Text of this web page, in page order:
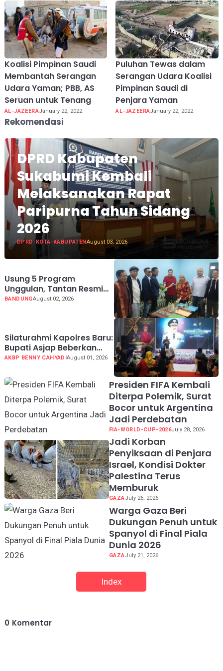
Koalisi Pimpinan Saudi
Membantah Serangan
Udara Yaman; PBB, AS
Seruan untuk Tenang
AL-JAZEERAJanuary 22, 2022
Puluhan Tewas dalam
Serangan Udara Koalisi
Pimpinan Saudi di
Penjara Yaman
AL-JAZEERAJanuary 22, 2022
Rekomendasi
DPRD Kabupaten
Sukabumi Kembali
Melaksanakan Rapat
Paripurna Tahun Sidang
2026
DPRD-KOTA-KABUPATENAugust 03, 2026
Usung 5 Program
Unggulan, Tantan Resmi
Mendaftar Calon Ketua
BANDUNGAugust 02, 2026
Silaturahmi Kapolres Baru:
Bupati Asjap Beberkan
Kondisi Geografis dan
Sukabumi
AKBP BENNY CAHYADIAugust 01, 2026
Presiden FIFA Kembali
Diterpa Polemik, Surat
Bocor untuk Argentina
Jadi Perdebatan
FIA-WORLD-CUP-2026July 28, 2026
Jadi Korban
Penyiksaan di Penjara
Israel, Kondisi Dokter
Palestina Terus
Memburuk
GAZAJuly 26, 2026
Warga Gaza Beri
Dukungan Penuh untuk
Spanyol di Final Piala
Dunia 2026
GAZAJuly 21, 2026
Index
0 Komentar